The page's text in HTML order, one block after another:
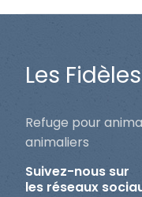
Les
Refuge pour
animaliers
Suivez-nous sur
les réseaux